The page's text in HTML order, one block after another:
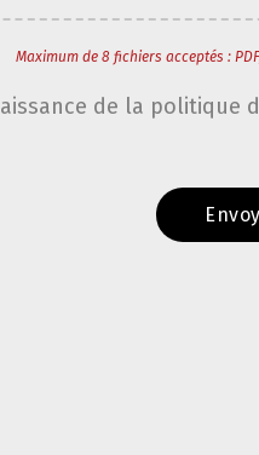
Maximum de 8 fichiers acceptés :
de la politique